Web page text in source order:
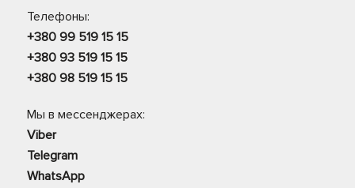
Телефоны:
+380 99 519 15 15
+380 93 519 15 15
+380 98 519 15 15
Мы в мессенджерах:
Viber
Telegram
WhatsApp